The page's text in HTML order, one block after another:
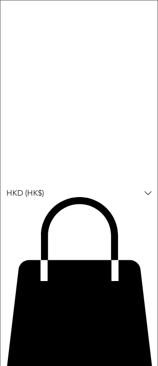
HKD (HK$)